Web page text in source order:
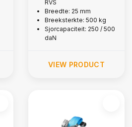
kgRVS
Breedte: 25 mm
Breeksterkte: 500 kg
Sjorcapaciteit: 250 / 500
daN
VIEW PRODUCT